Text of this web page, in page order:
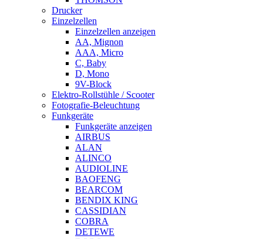
Drucker
Einzelzellen
Einzelzellen anzeigen
AA, Mignon
AAA, Micro
C, Baby
D, Mono
9V-Block
Elektro-Rollstühle / Scooter
Fotografie-Beleuchtung
Funkgeräte
Funkgeräte anzeigen
AIRBUS
ALAN
ALINCO
AUDIOLINE
BAOFENG
BEARCOM
BENDIX KING
CASSIDIAN
COBRA
DETEWE